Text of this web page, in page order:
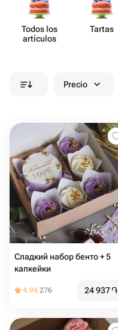
Todos los
artículos
Tartas
Precio
Сладкий набор бенто + 5
капкейки
4.96276 24 937֏